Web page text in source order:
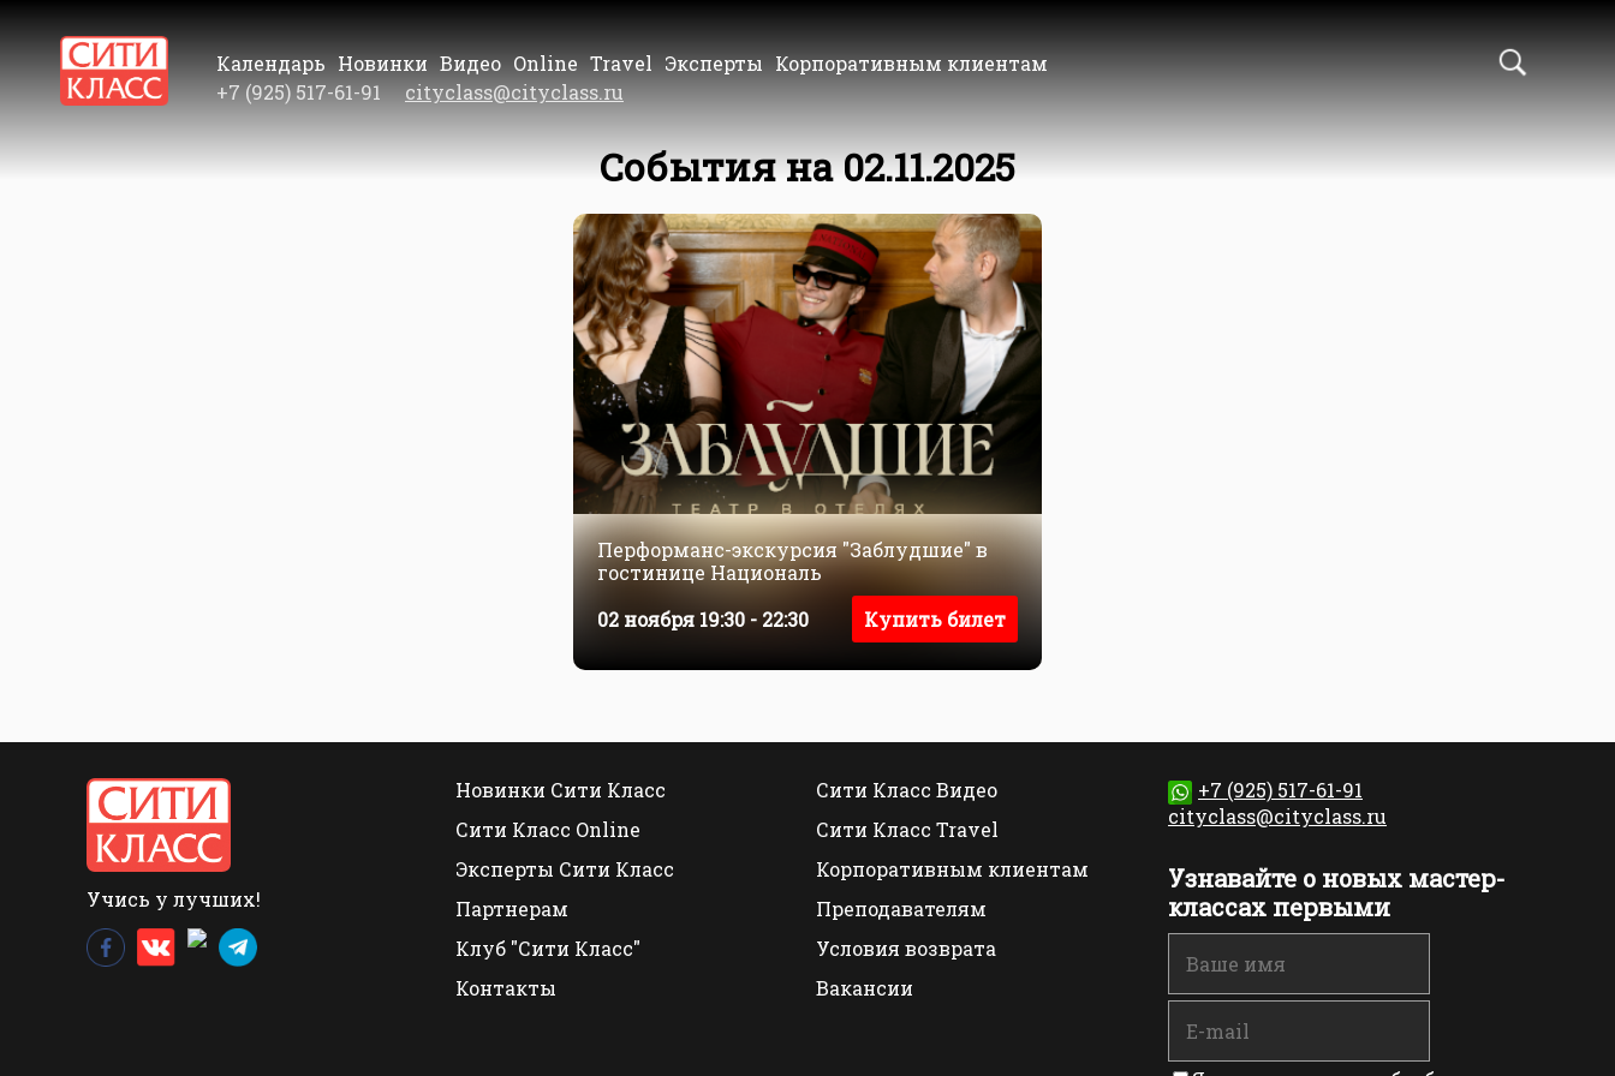
Календарь Новинки Видео Online Travel Эксперты Корпоративным клиентам
+7 (925) 517-61-91
cityclass@cityclass.ru
События на 02.11.2025
Перформанс-экскурсия "Заблудшие" в
гостинице Националь
02 ноября 19:30 - 22:30
Купить билет
Учись у лучших!
Новинки Сити Класс
Сити Класс Видео
Сити Класс Online
Сити Класс Travel
Эксперты Сити Класс
Корпоративным клиентам
Партнерам
Преподавателям
Клуб "Сити Класс"
Условия возврата
Контакты
Вакансии
+7 (925) 517-61-91
cityclass@cityclass.ru
Узнавайте о новых мастер-
классах первыми